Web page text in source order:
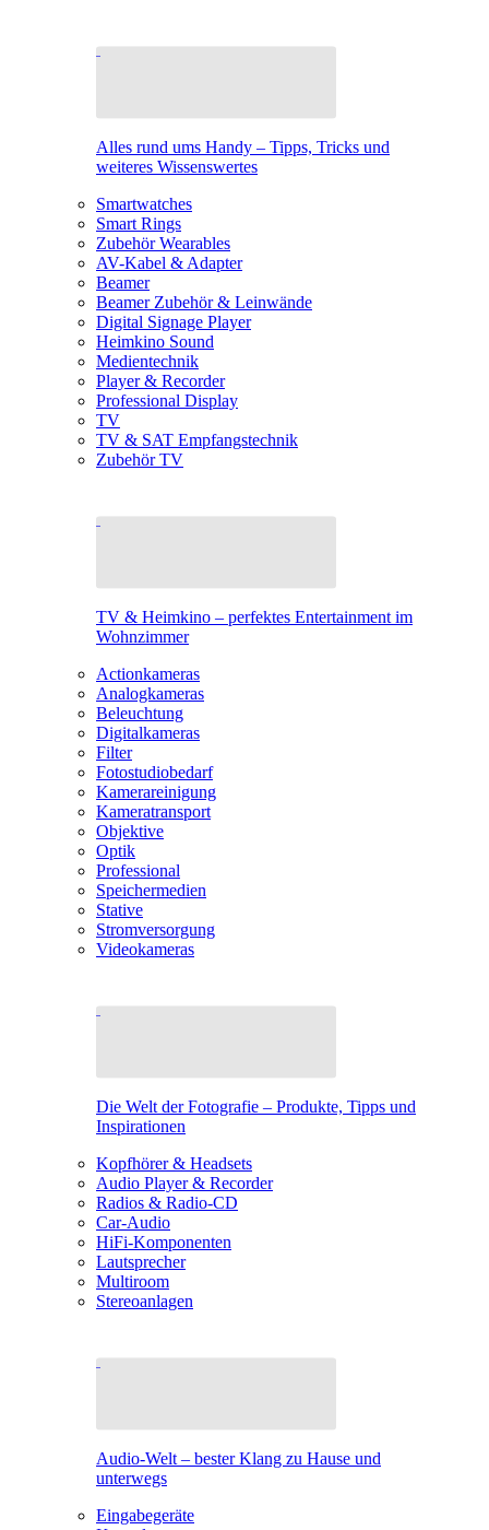
Alles rund ums Handy – Tipps, Tricks und
weiteres Wissenswertes
Smartwatches
Smart Rings
Zubehör Wearables
AV-Kabel & Adapter
Beamer
Beamer Zubehör & Leinwände
Digital Signage Player
Heimkino Sound
Medientechnik
Player & Recorder
Professional Display
TV
TV & SAT Empfangstechnik
Zubehör TV
TV & Heimkino – perfektes Entertainment im
Wohnzimmer
Actionkameras
Analogkameras
Beleuchtung
Digitalkameras
Filter
Fotostudiobedarf
Kamerareinigung
Kameratransport
Objektive
Optik
Professional
Speichermedien
Stative
Stromversorgung
Videokameras
Die Welt der Fotografie – Produkte, Tipps und
Inspirationen
Kopfhörer & Headsets
Audio Player & Recorder
Radios & Radio-CD
Car-Audio
HiFi-Komponenten
Lautsprecher
Multiroom
Stereoanlagen
Audio-Welt – bester Klang zu Hause und
unterwegs
Eingabegeräte